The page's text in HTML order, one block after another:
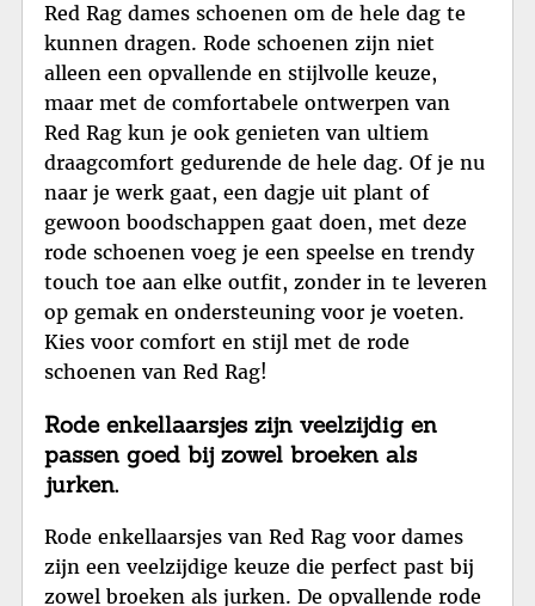
Red Rag dames schoenen om de hele dag te
kunnen dragen. Rode schoenen zijn niet
alleen een opvallende en stijlvolle keuze,
maar met de comfortabele ontwerpen van
Red Rag kun je ook genieten van ultiem
draagcomfort gedurende de hele dag. Of je nu
naar je werk gaat, een dagje uit plant of
gewoon boodschappen gaat doen, met deze
rode schoenen voeg je een speelse en trendy
touch toe aan elke outfit, zonder in te leveren
op gemak en ondersteuning voor je voeten.
Kies voor comfort en stijl met de rode
schoenen van Red Rag!
Rode enkellaarsjes zijn veelzijdig en
passen goed bij zowel broeken als
jurken.
Rode enkellaarsjes van Red Rag voor dames
zijn een veelzijdige keuze die perfect past bij
zowel broeken als jurken. De opvallende rode